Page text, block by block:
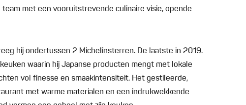
met een vooruitstrevende culinaire visie, opende
hij ondertussen 2 Michelinsterren. De laatste in 2019.
waarin hij Japanse producten mengt met lokale
vol finesse en smaakintensiteit. Het gestileerde,
met warme materialen en een indrukwekkende